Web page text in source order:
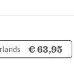
€ 63,95